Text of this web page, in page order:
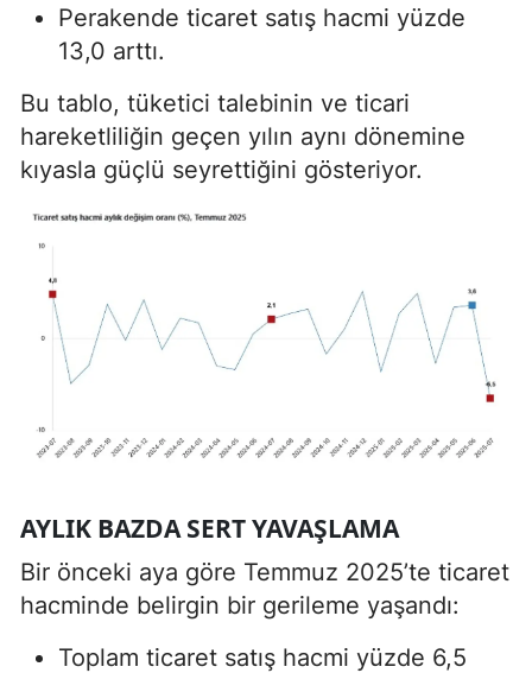
Perakende ticaret satış hacmi yüzde
13,0 arttı.
Bu tablo, tüketici talebinin ve ticari
hareketliliğin geçen yılın aynı dönemine
kıyasla güçlü seyrettiğini gösteriyor.
AYLIK BAZDA SERT YAVAŞLAMA
Bir önceki aya göre Temmuz 2025’te ticaret
hacminde belirgin bir gerileme yaşandı:
Toplam ticaret satış hacmi yüzde 6,5